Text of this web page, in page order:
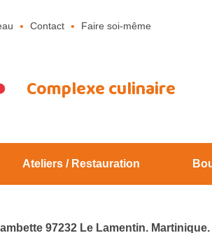
Contact Faire soi-même
Complexe culinaire
Ateliers / Restauration
97232 Le Lamentin. Martinique.